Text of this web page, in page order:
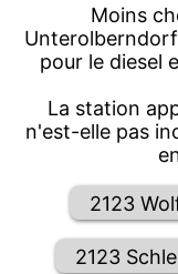
Moins
pour le diesel
La station
n'est-elle pas
2123
2123